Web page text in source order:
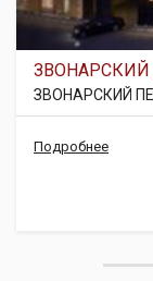
ЗВОНАРСКИЙ
ЗВОНАРСКИЙ
Подробнее